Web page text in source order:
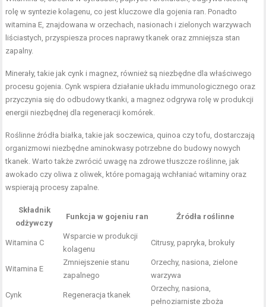
rolę w syntezie kolagenu, co jest kluczowe dla gojenia ran. Ponadto
witamina E, znajdowana w orzechach, nasionach i zielonych warzywach
liściastych, przyspiesza proces naprawy tkanek oraz zmniejsza stan
zapalny.
Minerały, takie jak cynk i magnez, również są niezbędne dla właściwego
procesu gojenia. Cynk wspiera działanie układu immunologicznego oraz
przyczynia się do odbudowy tkanki, a magnez odgrywa rolę w produkcji
energii niezbędnej dla regeneracji komórek.
Roślinne źródła białka, takie jak soczewica, quinoa czy tofu, dostarczają
organizmowi niezbędne aminokwasy potrzebne do budowy nowych
tkanek. Warto także zwrócić uwagę na zdrowe tłuszcze roślinne, jak
awokado czy oliwa z oliwek, które pomagają wchłaniać witaminy oraz
wspierają procesy zapalne.
Składnik
odżywczy
Funkcja w gojeniu ran Źródła roślinne
Witamina C
Wsparcie w produkcji
kolagenu
Citrusy, papryka, brokuły
Witamina E
Zmniejszenie stanu
zapalnego
Orzechy, nasiona, zielone
warzywa
Cynk Regeneracja tkanek
Orzechy, nasiona,
pełnoziarniste zboża